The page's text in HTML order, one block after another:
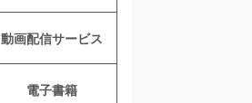
動画配信サービス
電子書籍